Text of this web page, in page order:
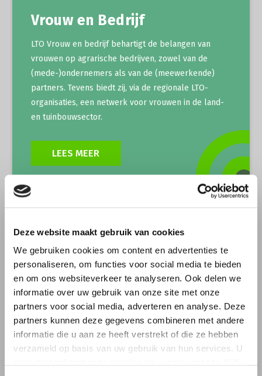
Deze website maakt gebruik van cookies
We gebruiken cookies om content en advertenties te
personaliseren, om functies voor social media te bieden
en om ons websiteverkeer te analyseren. Ook delen we
informatie over uw gebruik van onze site met onze
partners voor social media, adverteren en analyse. Deze
partners kunnen deze gegevens combineren met andere
informatie die u aan ze heeft verstrekt of die ze hebben
verzameld op basis van uw gebruik van hun services. U
Sectoren
Dier
Biologische Landbouw
Geitenhouderij
Melkveehouderij
Paardenhouderij
Varkenshouderij
Plant
Akkerbouw
Bomen, vaste planten en zomerbloemen
Fruitteelt
Vollegrondsgroente
Multifunctionele landbouw
Onderwerpen
Nieuws
Nieuwsabonnement
Webinars
Over LTO
LTO Nederland
Mensen
Bestuur en Directie
Medewerkers
Vakgroepbestuurders
Jaarverslag 2023
Vacatures
Pers
Contact
Vrouw en Bedrijf
LTO Vrouw en bedrijf behartigt de belangen van
vrouwen op agrarische bedrijven, zowel van de
(mede-)ondernemers als van de (meewerkende)
partners. Tevens biedt zij, via de regionale LTO-
organisaties, een netwerk voor vrouwen in de land-
en tuinbouwsector.
LEES MEER
Steeds meer agrarische bedrijven combineren de
productie van voedsel en groen met het leveren van
maatschappelijke diensten. De Multifunctionele
Landbouw verbindt boer en burger en is een sector
met een enorme potentie.